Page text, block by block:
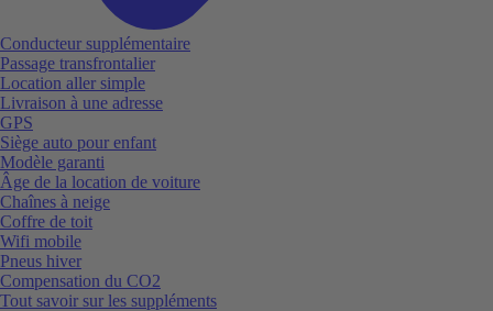
Conducteur supplémentaire
Passage transfrontalier
Location aller simple
Livraison à une adresse
GPS
Siège auto pour enfant
Modèle garanti
Âge de la location de voiture
Chaînes à neige
Coffre de toit
Wifi mobile
Pneus hiver
Compensation du CO2
Tout savoir sur les suppléments